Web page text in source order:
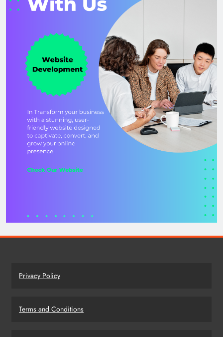
Privacy Policy
Terms and Conditions